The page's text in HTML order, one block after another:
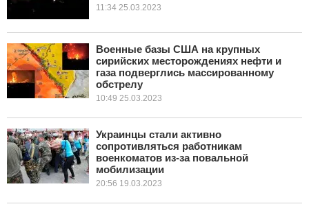
11:34 25.03.2023
Военные базы США на крупных
сирийских месторождениях нефти и
газа подверглись массированному
обстрелу
10:49 25.03.2023
Украинцы стали активно
сопротивляться работникам
военкоматов из-за повальной
мобилизации
20:56 19.03.2023